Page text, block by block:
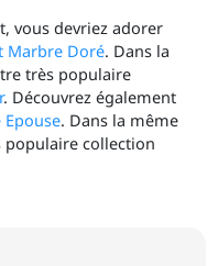
vous devriez adorer
Marbre Doré. Dans la
très populaire
. Découvrez également
. Dans la même
collection